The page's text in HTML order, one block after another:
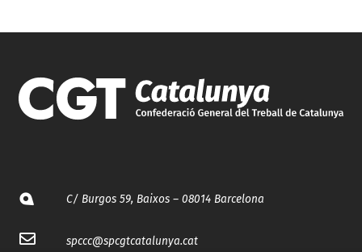
C/ Burgos 59, Baixos – 08014 Barcelona
spccc@spcgtcatalunya.cat